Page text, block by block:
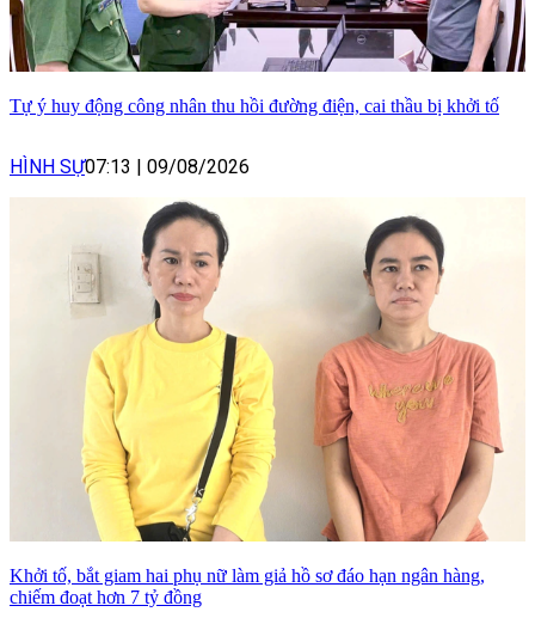
Tự ý huy động công nhân thu hồi đường điện, cai thầu bị khởi tố
HÌNH SỰ07:13 | 09/08/2026
Khởi tố, bắt giam hai phụ nữ làm giả hồ sơ đáo hạn ngân hàng,
chiếm đoạt hơn 7 tỷ đồng